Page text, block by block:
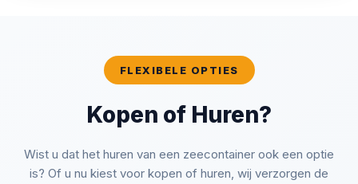
Transport & Logistiek
kraanwagen
Plaatsing
FLEXIBELE OPTIES
Kopen of Huren?
Wist u dat het huren van een zeecontainer ook een optie
is? Of u nu kiest voor kopen of huren, wij verzorgen de